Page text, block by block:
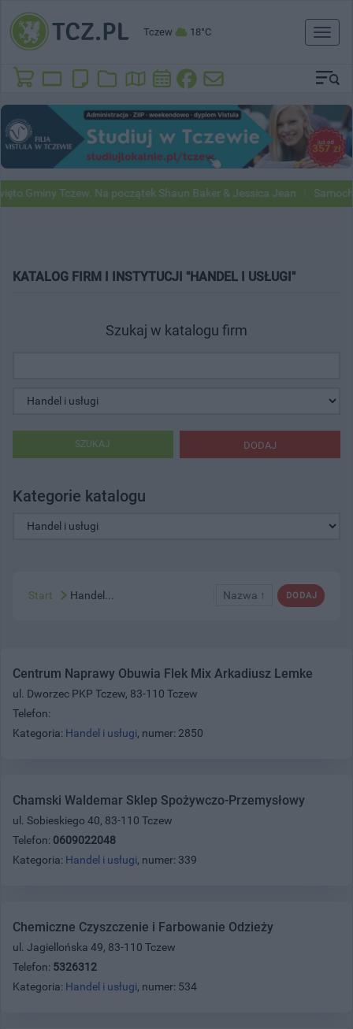
Tczew 18°C
Toggle
Gminy Tczew. Na początek Shaun Baker & Jessica Jean
KATALOG FIRM I INSTYTUCJI "HANDEL I USŁUGI"
Szukaj w katalogu firm
DODAJ
SZUKAJ
Kategorie katalogu
DODAJ
Nazwa ↑
Start Handel...
Centrum Naprawy Obuwia Flek Mix Arkadiusz Lemke
ul. Dworzec PKP Tczew, 83-110 Tczew
Telefon:
Kategoria: Handel i usługi, numer: 2850
Chamski Waldemar Sklep Spożywczo-Przemysłowy
ul. Sobieskiego 40, 83-110 Tczew
Telefon: 0609022048
Kategoria: Handel i usługi, numer: 339
Chemiczne Czyszczenie i Farbowanie Odzieży
ul. Jagiellońska 49, 83-110 Tczew
Telefon: 5326312
Kategoria: Handel i usługi, numer: 534